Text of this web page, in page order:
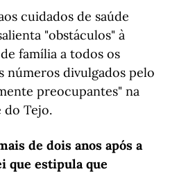
cuidados de saúde
"obstáculos" à
família a todos os
números divulgados pelo
preocupantes" na
do Tejo.
de dois anos após a
que estipula que